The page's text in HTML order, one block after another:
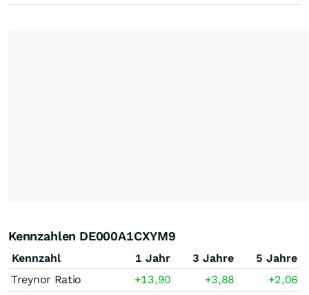
Kennzahlen DE000A1CXYM9
Kennzahl 1 Jahr 3 Jahre
5 Jahre
Treynor Ratio
+13,90 +3,88
+2,06